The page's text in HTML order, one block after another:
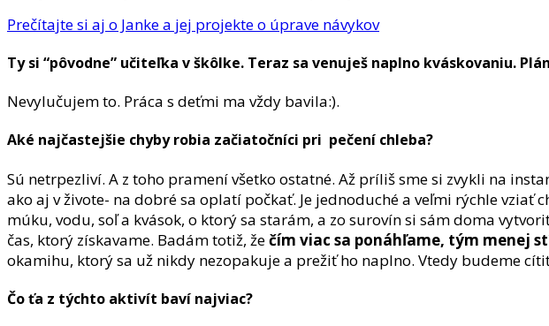
Prečítajte si aj o Janke a jej projekte o úprave návykov
Ty si “pôvodne” učiteľka v škôlke. Teraz sa venuješ naplno kváskovaniu.
Nevylučujem to. Práca s deťmi ma vždy bavila:).
Aké najčastejšie chyby robia začiatočníci pri pečení chleba?
Sú netrpezliví. A z toho pramení všetko ostatné. Až príliš sme si zvykli na
ako aj v živote- na dobré sa oplatí počkať. Je jednoduché a veľmi rýchle
múku, vodu, soľ a kvások, o ktorý sa starám, a zo surovín si sám doma
čas, ktorý získavame. Badám totiž, žečím viac sa ponáhľame, tým menej
okamihu, ktorý sa už nikdy nezopakuje a prežiť ho naplno. Vtedy budeme
Čo ťa z týchto aktivít baví najviac?